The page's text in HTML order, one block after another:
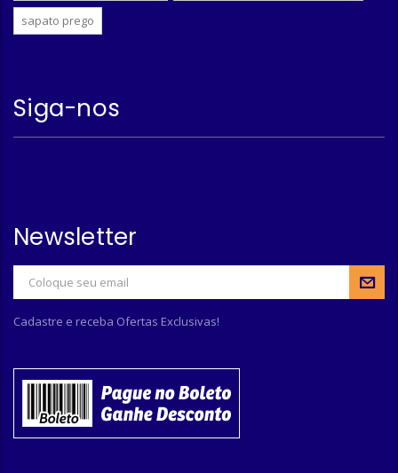
sapato prego
Siga-nos
Newsletter
Cadastre e receba Ofertas Exclusivas!